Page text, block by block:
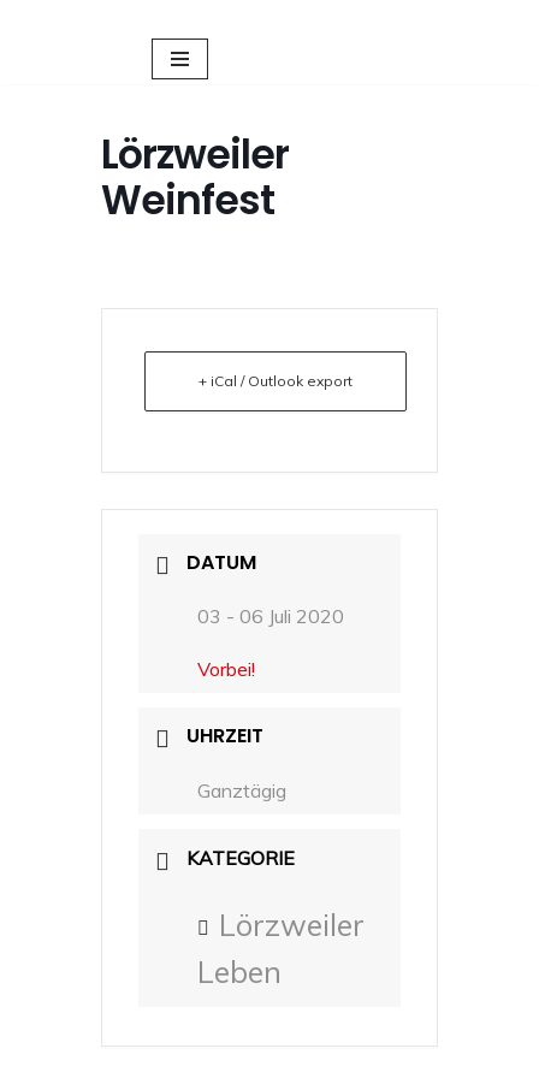
Lörzweiler
Weinfest
+ iCal / Outlook export
DATUM
03 - 06 Juli 2020
Vorbei!
UHRZEIT
Ganztägig
KATEGORIE
Lörzweiler
Leben